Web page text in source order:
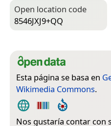
Open location code
8546JXJ9+QQ
Esta página se basa en
Wikimedia Commons.
Nos gustaría contar con